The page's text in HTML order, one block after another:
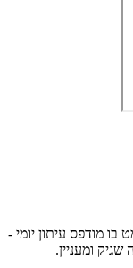
בו מודפס עיתון יומי -
ומעניין.